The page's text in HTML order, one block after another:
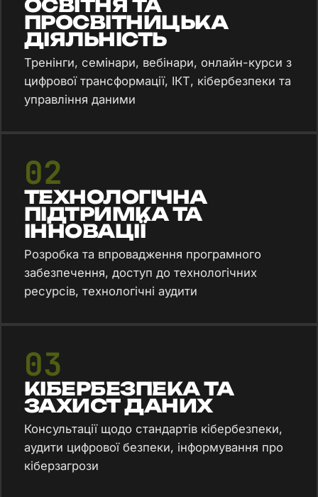
ОСВІТНЯ ТА
ПРОСВІТНИЦЬКА
ДІЯЛЬНІСТЬ
Тренінги, семінари, вебінари, онлайн-курси з
цифрової трансформації, ІКТ, кібербезпеки та
управління даними
02
ТЕХНОЛОГІЧНА
ПІДТРИМКА ТА
ІННОВАЦІЇ
Розробка та впровадження програмного
забезпечення, доступ до технологічних
ресурсів, технологічні аудити
03
КІБЕРБЕЗПЕКА ТА
ЗАХИСТ ДАНИХ
Консультації щодо стандартів кібербезпеки,
аудити цифрової безпеки, інформування про
кіберзагрози